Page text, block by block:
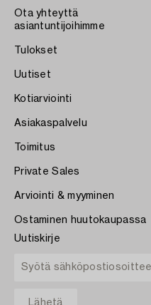
Ota yhteyttä
asiantuntijoihimme
Tulokset
Uutiset
Kotiarviointi
Asiakaspalvelu
Toimitus
Private Sales
Arviointi & myyminen
Ostaminen huutokaupassa
Uutiskirje